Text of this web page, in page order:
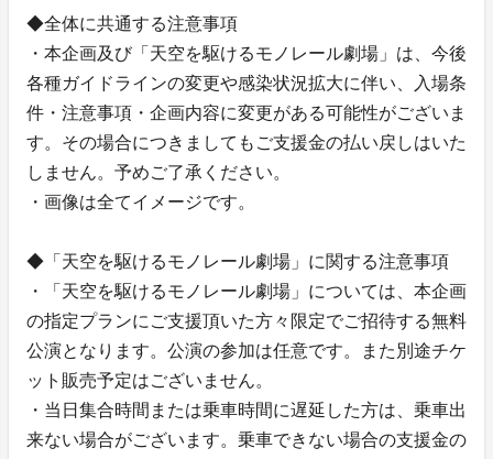
◆全体に共通する注意事項
・本企画及び「天空を駆けるモノレール劇場」は、今後
各種ガイドラインの変更や感染状況拡大に伴い、入場条
件・注意事項・企画内容に変更がある可能性がございま
す。その場合につきましてもご支援金の払い戻しはいた
しません。予めご了承ください。
・画像は全てイメージです。
◆「天空を駆けるモノレール劇場」に関する注意事項
・「天空を駆けるモノレール劇場」については、本企画
の指定プランにご支援頂いた方々限定でご招待する無料
公演となります。公演の参加は任意です。また別途チケ
ット販売予定はございません。
・当日集合時間または乗車時間に遅延した方は、乗車出
来ない場合がございます。乗車できない場合の支援金の